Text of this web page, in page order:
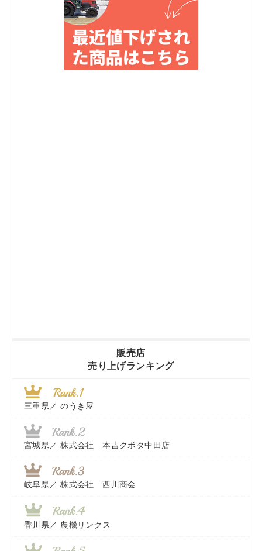
販売店
売り上げランキング
三重県／ のうき屋
宮城県／ 株式会社 本吉クボタ中田店
岐阜県／ 株式会社 西川商会
香川県／ 農機リンクス